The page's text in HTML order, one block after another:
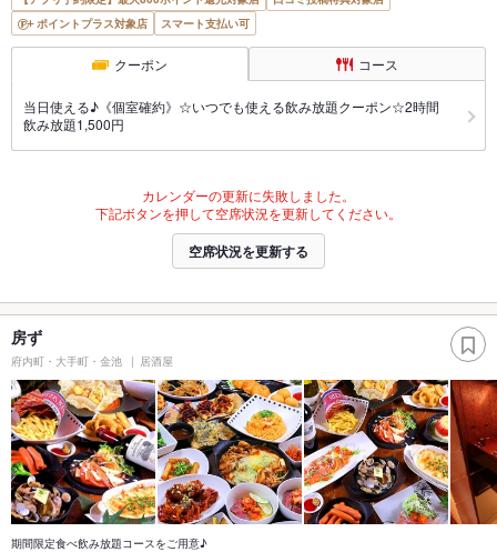
ポイントプラス対象店
スマート支払い可
クーポン コース
当日使える♪《個室確約》☆いつでも使える飲み放題クーポン☆2時間
飲み放題1,500円
カレンダーの更新に失敗しました。
下記ボタンを押して空席状況を更新してください。
空席状況を更新する
房ず
府内町・大手町・金池 居酒屋
期間限定食べ飲み放題コースをご用意♪